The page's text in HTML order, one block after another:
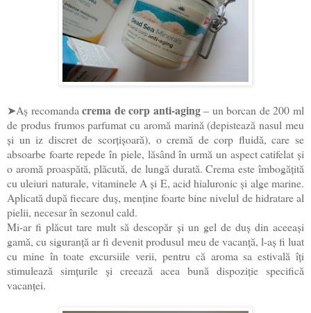
➤Aș recomandacrema de corp anti-aging– un borcan de 200 ml
de produs frumos parfumat cu aromă marină (depistează nasul meu
și un iz discret de scorțișoară), o cremă de corp fluidă, care se
absoarbe foarte repede în piele, lăsând în urmă un aspect catifelat și
o aromă proaspătă, plăcută, de lungă durată. Crema este îmbogățită
cu uleiuri naturale, vitaminele A și E, acid hialuronic și alge marine.
Aplicată după fiecare duș, menține foarte bine nivelul de hidratare al
pielii, necesar în sezonul cald.
Mi-ar fi plăcut tare mult să descopăr și un gel de duș din aceeași
gamă, cu siguranță ar fi devenit produsul meu de vacanță, l-aș fi luat
cu mine în toate excursiile verii, pentru că aroma sa estivală îți
stimulează simțurile și creează acea bună dispoziție specifică
vacanței.